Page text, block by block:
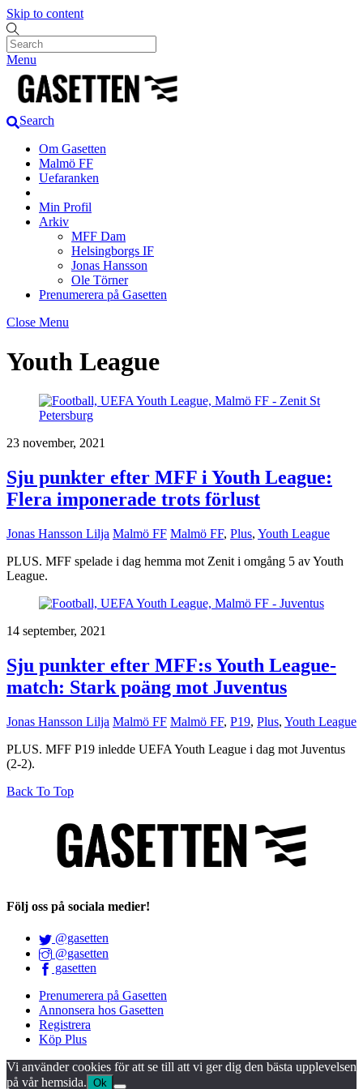
Skip to content
Menu
Search
Om Gasetten
Malmö FF
Uefaranken
Min Profil
Arkiv
MFF Dam
Helsingborgs IF
Jonas Hansson
Ole Törner
Prenumerera på Gasetten
Close Menu
Youth League
23 november, 2021
Sju punkter efter MFF i Youth League:
Flera imponerade trots förlust
Jonas Hansson Lilja Malmö FF Malmö FF, Plus, Youth League
PLUS. MFF spelade i dag hemma mot Zenit i omgång 5 av Youth
League.
14 september, 2021
Sju punkter efter MFF:s Youth League-
match: Stark poäng mot Juventus
Jonas Hansson Lilja Malmö FF Malmö FF, P19, Plus, Youth League
PLUS. MFF P19 inledde UEFA Youth League i dag mot Juventus
(2-2).
Back To Top
Följ oss på sociala medier!
@gasetten
@gasetten
gasetten
Prenumerera på Gasetten
Annonsera hos Gasetten
Registrera
Köp Plus
Vi använder cookies för att se till att vi ger dig den bästa upplevelsen
på vår hemsida. Ok